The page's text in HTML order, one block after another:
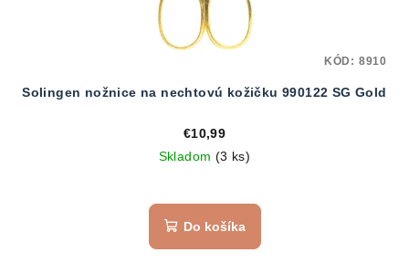
Solingen nožnice na nechtovú kožičku 990122 SG Gold
€10,99
Skladom (3 ks)
hodnotenie
produktu
Do košíka
KÓD: 8910